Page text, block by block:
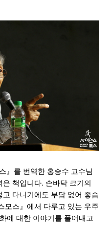
』를 번역한 홍승수 교수님
은 책입니다. 손바닥 크기의
고 다니기에도 부담 없어 좋습
모스』에서 다루고 있는 우주
에 대한 이야기를 풀어내고